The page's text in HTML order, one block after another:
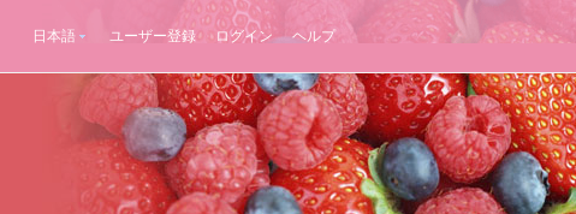
日本語 ユーザー登録 ログイン ヘルプ